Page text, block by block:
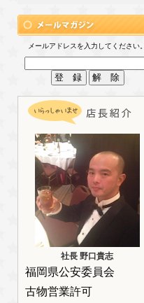
メールアドレスを入力してください。
社長 野口貴志
福岡県公安委員会
古物営業許可